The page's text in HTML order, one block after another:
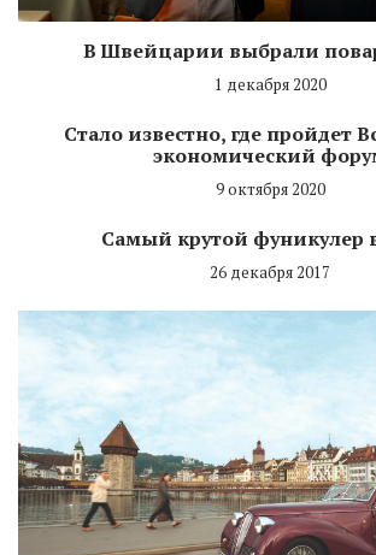
В Швейцарии выбрали
1 декабря 2020
Стало известно, где пройдет
экономический
9 октября 2020
Самый крутой фуникулер
26 декабря 2017